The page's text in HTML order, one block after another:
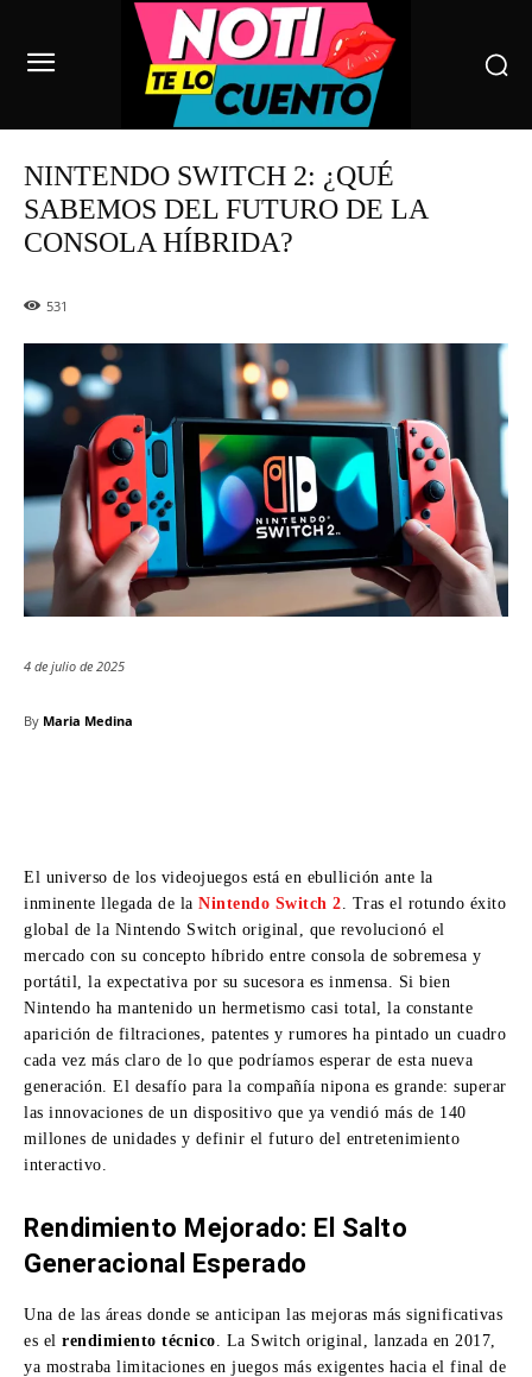
NINTENDO SWITCH 2: ¿QUÉ
SABEMOS DEL FUTURO DE LA
CONSOLA HÍBRIDA?
531
4 de julio de 2025
By Maria Medina
El universo de los videojuegos está en ebullición ante la
inminente llegada de la Nintendo Switch 2 . Tras el rotundo éxito
global de la Nintendo Switch original, que revolucionó el
mercado con su concepto híbrido entre consola de sobremesa y
portátil, la expectativa por su sucesora es inmensa. Si bien
Nintendo ha mantenido un hermetismo casi total, la constante
aparición de filtraciones, patentes y rumores ha pintado un cuadro
cada vez más claro de lo que podríamos esperar de esta nueva
generación. El desafío para la compañía nipona es grande: superar
las innovaciones de un dispositivo que ya vendió más de 140
millones de unidades y definir el futuro del entretenimiento
interactivo.
Rendimiento Mejorado: El Salto
Generacional Esperado
Una de las áreas donde se anticipan las mejoras más significativas
es el rendimiento técnico . La Switch original, lanzada en 2017,
ya mostraba limitaciones en juegos más exigentes hacia el final de